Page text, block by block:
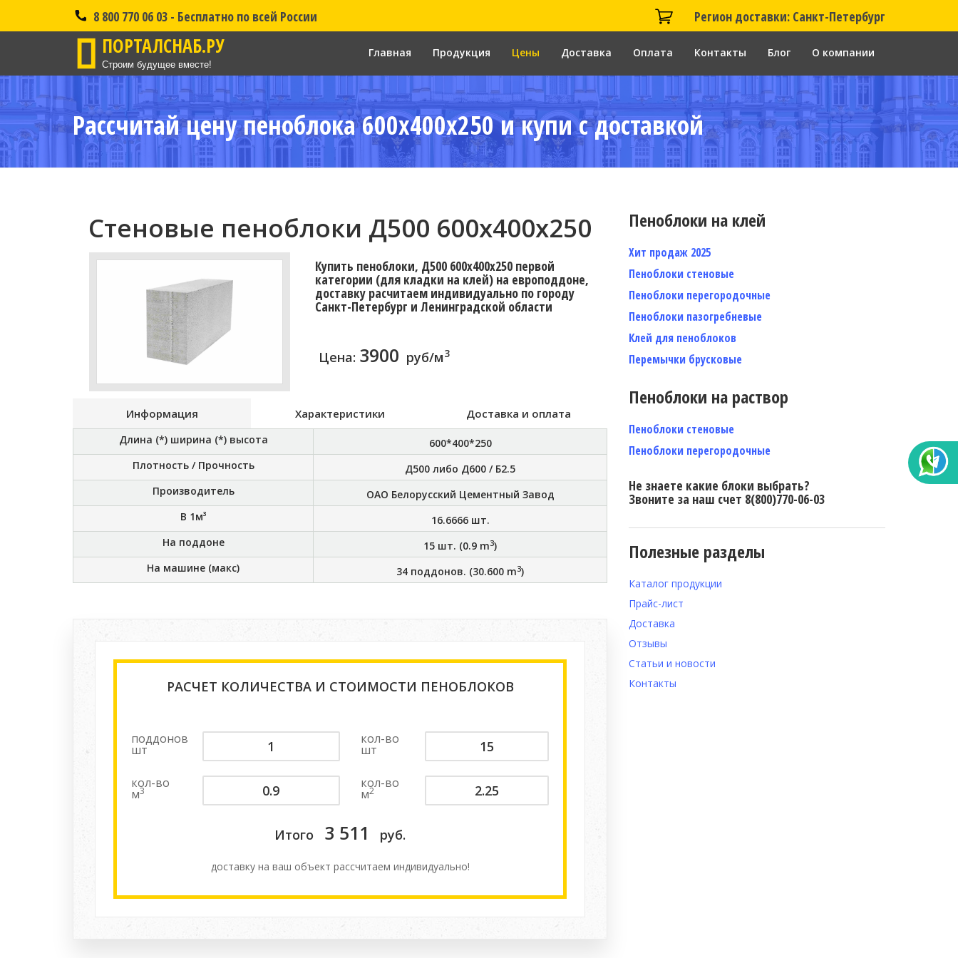
8 800 770 06 03 - Бесплатно по всей России Регион доставки: Санкт-Петербург
ПОРТАЛСНАБ.РУ
Строим будущее вместе!
Главная Продукция Цены Доставка Оплата Контакты Блог О компании
Рассчитай цену пеноблока 600x400x250 и купи с доставкой
Стеновые пеноблоки Д500 600x400x250
Купить пеноблоки, Д500 600x400x250 первой
категории (для кладки на клей) на европоддоне,
доставку расчитаем индивидуально по городу
Санкт-Петербург и Ленинградской области
Цена: 3900 руб/м3
Информация Характеристики Доставка и оплата
Длина (*) ширина (*) высота
600*400*250
Плотность / Прочность
Д500 либо Д600 / Б2.5
Производитель
ОАО Белорусский Цементный Завод
В 1м³
16.6666шт.
На поддоне
15 шт. (0.9 m3)
На машине (макс)
34 поддонов. (30.600 m3)
РАСЧЕТ КОЛИЧЕСТВА И СТОИМОСТИ ПЕНОБЛОКОВ
поддонов
шт
кол-во
шт
кол-во
м3
кол-во
м2
Итого 3 511 руб.
доставку на ваш объект расcчитаем индивидуально!
Пеноблоки на клей
Хит продаж 2025
Пеноблоки стеновые
Пеноблоки перегородочные
Пеноблоки пазогребневые
Клей для пеноблоков
Перемычки брусковые
Пеноблоки на раствор
Пеноблоки стеновые
Пеноблоки перегородочные
Не знаете какие блоки выбрать?
Звоните за наш счет 8(800)770-06-03
Полезные разделы
Каталог продукции
Прайс-лист
Доставка
Отзывы
Статьи и новости
Контакты